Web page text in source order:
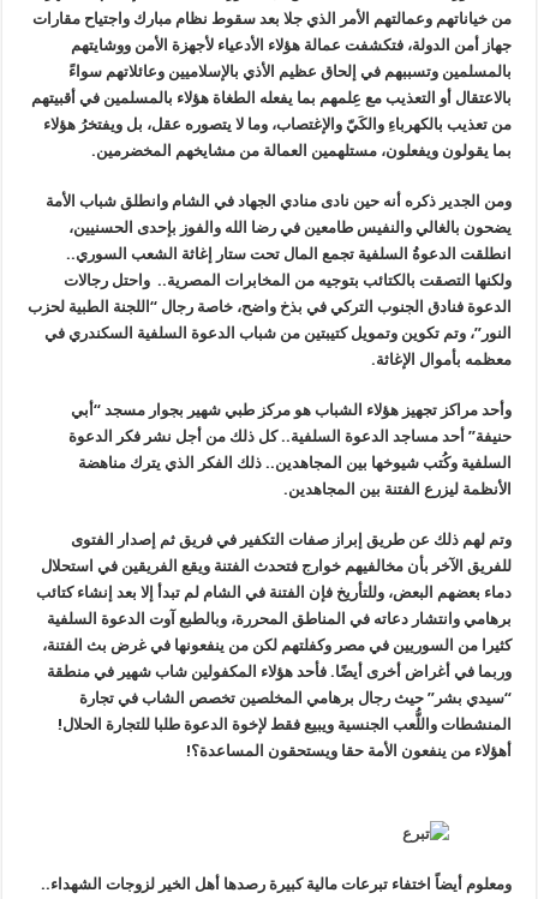
من خياناتهم وعمالتهم الأمر الذي جلا بعد سقوط نظام مبارك واجتياح مقارات
جهاز أمن الدولة،فتكشفت عمالة هؤلاء الأدعياء لأجهزة الأمن ووشايتهم
بالمسلمين وتسببهم في إلحاق عظيم الأذي بالإسلاميين وعائلاتهم سواءً
بالاعتقال أو التعذيبمع عِلمهم بما يفعله الطغاة هؤلاء بالمسلمين في أقبيتهم
من تعذيب بالكهرباءِ والكَيّ والإغتصاب، وما لا يتصوره عقل، بل ويفتخرُ هؤلاء
بما يقولون ويفعلون، مستلهمين العمالة من مشايخهم المخضرمين.
ومن الجدير ذكره أنه حين نادى منادي الجهاد في الشام وانطلق شباب الأمة
يضحون بالغالي والنفيس طامعين في رضا الله والفوز بإحدى الحسنيين،
انطلقت الدعوةُ السلفية تجمع المال تحت ستار إغاثة الشعب السوري..
ولكنها التصقت بالكتائب بتوجيه من المخابرات المصرية.. واحتل رجالات
الدعوة فنادق الجنوب التركي في بذخ واضح، خاصة رجال “اللجنة الطبية لحزب
النور”، وتم تكوين وتمويل كتيبتين من شباب الدعوة السلفية السكندري في
معظمه بأموال الإغاثة.
وأحد مراكز تجهيز هؤلاء الشباب هو مركز طبي شهير بجوار مسجد “أبي
حنيفة” أحد مساجد الدعوة السلفية.. كل ذلك من أجل نشر فكر الدعوة
السلفية وكُتب شيوخها بين المجاهدين.. ذلك الفكر الذي يترك مناهضة
الأنظمة ليزرع الفتنة بين المجاهدين.
وتم لهم ذلك عن طريق إبراز صفات التكفير في فريق ثم إصدار الفتوى
للفريق الآخر بأن مخالفيهم خوارج فتحدث الفتنة ويقع الفريقين في استحلال
دماء بعضهم البعض، وللتأريخ فإن الفتنة في الشام لم تبدأ إلا بعد إنشاء كتائب
برهامي وانتشار دعاته في المناطق المحررة، وبالطبع آوت الدعوة السلفية
كثيرا من السوريين في مصر وكفلتهم لكن من ينفعونها في غرض بث الفتنة،
وربما في أغراض أخرى أيضًا. فأحد هؤلاء المكفولين شاب شهير في منطقة
“سيدي بشر” حيث رجال برهامي المخلصين تخصص الشاب في تجارة
المنشطات واللُّعب الجنسية ويبيع فقط لإخوة الدعوة طلبا للتجارة الحلال!
أهؤلاء من ينفعون الأمة حقا ويستحقون المساعدة؟!
ومعلوم أيضاً اختفاء تبرعات مالية كبيرة رصدها أهل الخير لزوجات الشهداء..